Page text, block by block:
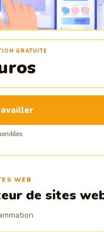
GRATUITE
WEB
de sites